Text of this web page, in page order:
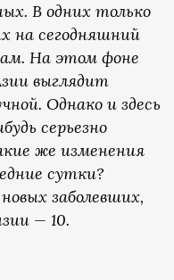
В одних только
на сегодняшний
На этом фоне
выглядит
Однако и здесь
серьезно
же изменения
сутки?
заболевших,
— 10.